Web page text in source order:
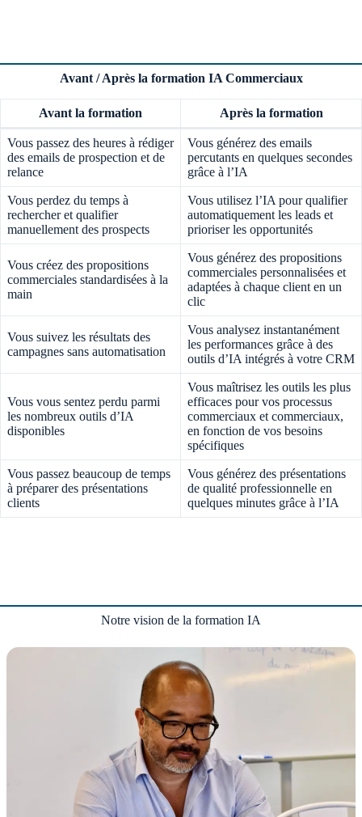
Avant / Après la formation IA Commerciaux
Avant la formation Après la formation
Vous passez des heures à rédiger
des emails de prospection et de
relance
Vous générez des emails
percutants en quelques secondes
grâce à l’IA
Vous perdez du temps à
rechercher et qualifier
manuellement des prospects
Vous utilisez l’IA pour qualifier
automatiquement les leads et
prioriser les opportunités
Vous créez des propositions
commerciales standardisées à la
main
Vous générez des propositions
commerciales personnalisées et
adaptées à chaque client en un
clic
Vous suivez les résultats des
campagnes sans automatisation
Vous analysez instantanément
les performances grâce à des
outils d’IA intégrés à votre CRM
Vous vous sentez perdu parmi
les nombreux outils d’IA
disponibles
Vous maîtrisez les outils les plus
efficaces pour vos processus
commerciaux et commerciaux,
en fonction de vos besoins
spécifiques
Vous passez beaucoup de temps
à préparer des présentations
clients
Vous générez des présentations
de qualité professionnelle en
quelques minutes grâce à l’IA
Notre vision de la formation IA